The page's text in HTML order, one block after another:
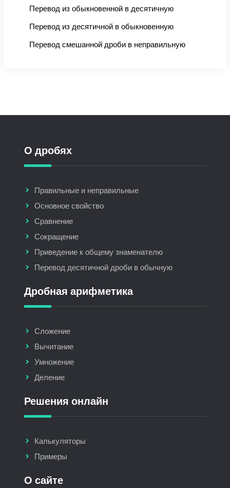
Перевод из обыкновенной в десятичную
Перевод из десятичной в обыкновенную
Перевод смешанной дроби в неправильную
О дробях
Правильные и неправильные
Основное свойство
Сравнение
Сокращение
Приведение к общему знаменателю
Перевод десятичной дроби в обычную
Дробная арифметика
Сложение
Вычитание
Умножение
Деление
Решения онлайн
Калькуляторы
Примеры
О сайте